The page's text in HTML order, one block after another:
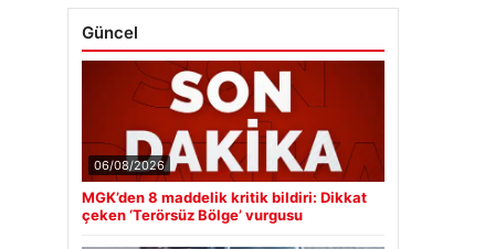
Güncel
06/08/2026
MGK’den 8 maddelik kritik bildiri: Dikkat
çeken ‘Terörsüz Bölge’ vurgusu